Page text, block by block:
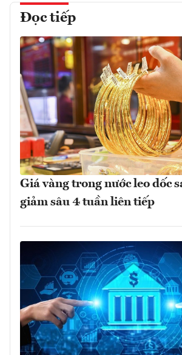
Đọc tiếp
Giá vàng trong nước leo dốc
giảm sâu 4 tuần liên tiếp